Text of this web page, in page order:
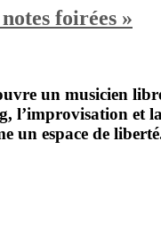
foirées »
un musicien
l’improvisation et
un espace de